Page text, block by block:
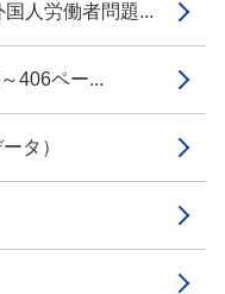
人労働者問題...
406ペー...
タ）